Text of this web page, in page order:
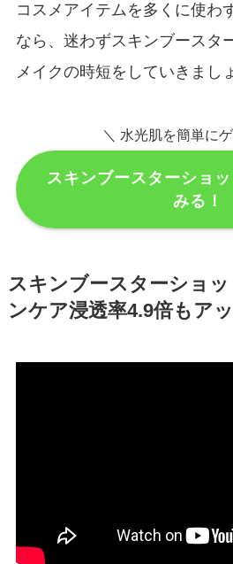
コスメアイテムを多くに使わ
なら、迷わずスキンブースタ
メイクの時短をしていきまし
＼ 水光肌を簡単に
スキンブースターショ
みる！
スキンブースターショ
ンケア浸透率4.9倍もアッ